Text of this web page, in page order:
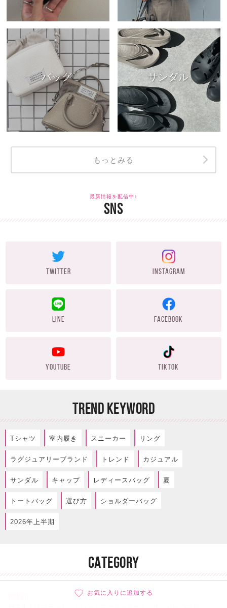
お気に入りに追加する
バッグ サンダル
もっとみる
最新情報を配信中♪
SNS
TWITTER INSTAGRAM
LINE FACEBOOK
YOUTUBE TIKTOK
TREND KEYWORD
Tシャツ 室内履き スニーカー リング
ラグジュアリーブランド トレンド カジュアル
サンダル キャップ レディースバッグ 夏
トートバッグ 選び方 ショルダーバッグ
2026年上半期
CATEGORY